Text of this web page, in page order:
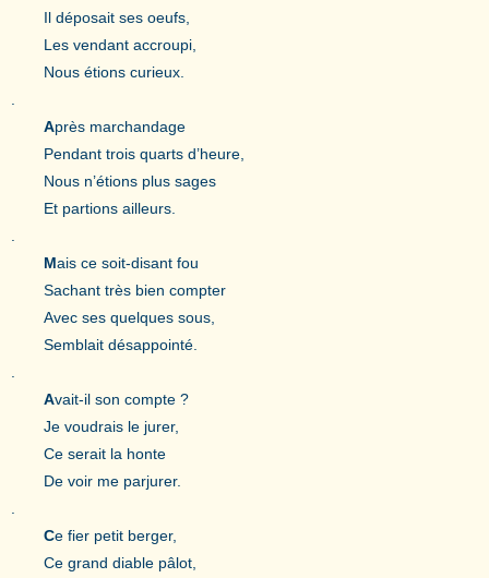
Il déposait ses oeufs,
Les vendant accroupi,
Nous étions curieux.
Après marchandage
Pendant trois quarts d’heure,
Nous n’étions plus sages
Et partions ailleurs.
Mais ce soit-disant fou
Sachant très bien compter
Avec ses quelques sous,
Semblait désappointé.
Avait-il son compte ?
Je voudrais le jurer,
Ce serait la honte
De voir me parjurer.
Ce fier petit berger,
Ce grand diable pâlot,